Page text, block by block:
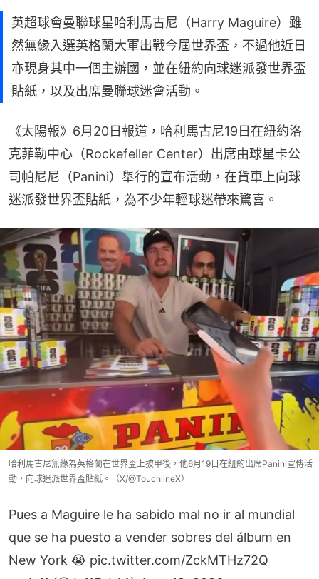
英超球會曼聯球星哈利馬古尼（Harry Maguire）雖
然無緣入選英格蘭大軍出戰今屆世界盃，不過他近日
亦現身其中一個主辦國，並在紐約向球迷派發世界盃
貼紙，以及出席曼聯球迷會活動。
《太陽報》6月20日報道，哈利馬古尼19日在紐約洛
克菲勒中心（Rockefeller Center）出席由球星卡公
司帕尼尼（Panini）舉行的宣布活動，在貨車上向球
迷派發世界盃貼紙，為不少年輕球迷帶來驚喜。
哈利馬古尼無緣為英格蘭在世界盃上披甲後，他6月19日在紐約出席Panini宣傳活
動，向球迷派世界盃貼紙。（X/@TouchlineX）
Pues a Maguire le ha sabido mal no ir al mundial
que se ha puesto a vender sobres del álbum en
New York 😭 pic.twitter.com/ZckMTHz72Q